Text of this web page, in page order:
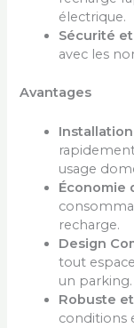
électrique.
Sécurité
avec les
Avantages
usage
Économie
recharge.
Design
tout
un parking.
Robuste
conditions